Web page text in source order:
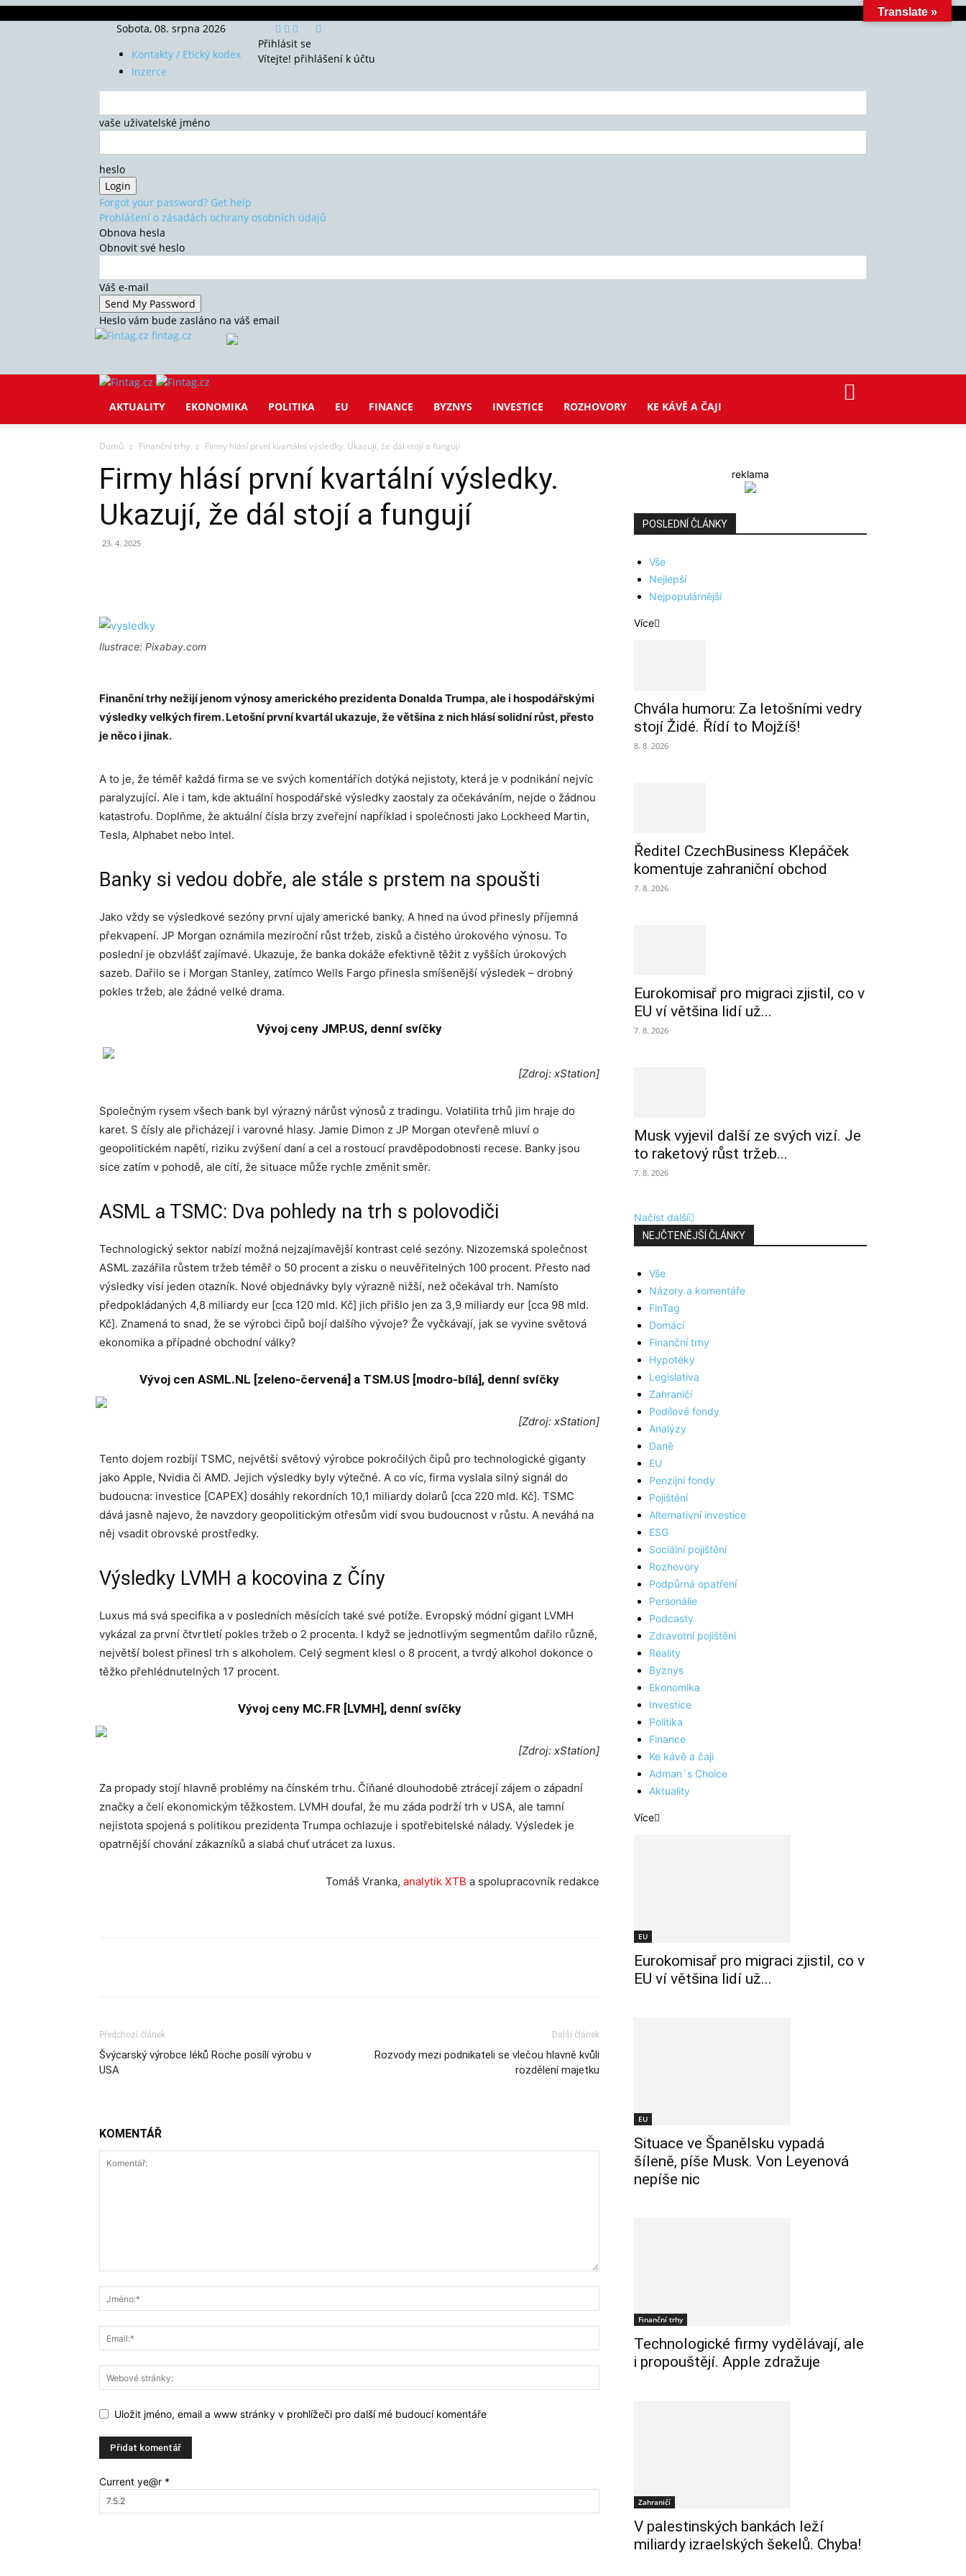
Sobota, 08. srpna 2026
Kontakty / Etický kodex
Inzerce
Přihlásit se
Vítejte! přihlášení k účtu
vaše uživatelské jméno
heslo
Forgot your password? Get help
Prohlášení o zásadách ochrany osobních údajů
Obnova hesla
Obnovit své heslo
Váš e-mail
Heslo vám bude zasláno na váš email
fintag.cz
AKTUALITY EKONOMIKA POLITIKA EU FINANCE BYZNYS INVESTICE ROZHOVORY KE KÁVĚ A ČAJI
Domů Finanční trhy Firmy hlásí první kvartální výsledky. Ukazují, že dál stojí a fungují
Firmy hlásí první kvartální výsledky.
Ukazují, že dál stojí a fungují
23. 4. 2025
Ilustrace: Pixabay.com
Finanční trhy nežijí jenom výnosy amerického prezidenta Donalda Trumpa, ale i hospodářskými
výsledky velkých firem. Letošní první kvartál ukazuje, že většina z nich hlásí solidní růst, přesto
je něco i jinak.
A to je, že téměř každá firma se ve svých komentářích dotýká nejistoty, která je v podnikání nejvíc
paralyzující. Ale i tam, kde aktuální hospodářské výsledky zaostaly za očekáváním, nejde o žádnou
katastrofu. Doplňme, že aktuální čísla brzy zveřejní například i společnosti jako Lockheed Martin,
Tesla, Alphabet nebo Intel.
Banky si vedou dobře, ale stále s prstem na spoušti
Jako vždy se výsledkové sezóny první ujaly americké banky. A hned na úvod přinesly příjemná
překvapení. JP Morgan oznámila meziroční růst tržeb, zisků a čistého úrokového výnosu. To
poslední je obzvlášť zajímavé. Ukazuje, že banka dokáže efektivně těžit z vyšších úrokových
sazeb. Dařilo se i Morgan Stanley, zatímco Wells Fargo přinesla smíšenější výsledek – drobný
pokles tržeb, ale žádné velké drama.
Vývoj ceny JMP.US, denní svíčky
[Zdroj: xStation]
Společným rysem všech bank byl výrazný nárůst výnosů z tradingu. Volatilita trhů jim hraje do
karet. S čísly ale přicházejí i varovné hlasy. Jamie Dimon z JP Morgan otevřeně mluví o
geopolitickém napětí, riziku zvýšení daní a cel a rostoucí pravděpodobnosti recese. Banky jsou
sice zatím v pohodě, ale cítí, že situace může rychle změnit směr.
ASML a TSMC: Dva pohledy na trh s polovodiči
Technologický sektor nabízí možná nejzajímavější kontrast celé sezóny. Nizozemská společnost
ASML zazářila růstem tržeb téměř o 50 procent a zisku o neuvěřitelných 100 procent. Přesto nad
výsledky visí jeden otazník. Nové objednávky byly výrazně nižší, než očekával trh. Namísto
předpokládaných 4,8 miliardy eur [cca 120 mld. Kč] jich přišlo jen za 3,9 miliardy eur [cca 98 mld.
Kč]. Znamená to snad, že se výrobci čipů bojí dalšího vývoje? Že vyčkávají, jak se vyvine světová
ekonomika a případné obchodní války?
Vývoj cen ASML.NL [zeleno-červená] a TSM.US [modro-bílá], denní svíčky
[Zdroj: xStation]
Tento dojem rozbíjí TSMC, největší světový výrobce pokročilých čipů pro technologické giganty
jako Apple, Nvidia či AMD. Jejich výsledky byly výtečné. A co víc, firma vyslala silný signál do
budoucna: investice [CAPEX] dosáhly rekordních 10,1 miliardy dolarů [cca 220 mld. Kč]. TSMC
dává jasně najevo, že navzdory geopolitickým otřesům vidí svou budoucnost v růstu. A neváhá na
něj vsadit obrovské prostředky.
Výsledky LVMH a kocovina z Číny
Luxus má svá specifika a v posledních měsících také své potíže. Evropský módní gigant LVMH
vykázal za první čtvrtletí pokles tržeb o 2 procenta. I když se jednotlivým segmentům dařilo různě,
největší bolest přinesl trh s alkoholem. Celý segment klesl o 8 procent, a tvrdý alkohol dokonce o
těžko přehlédnutelných 17 procent.
Vývoj ceny MC.FR [LVMH], denní svíčky
[Zdroj: xStation]
Za propady stojí hlavně problémy na čínském trhu. Číňané dlouhodobě ztrácejí zájem o západní
značky a čelí ekonomickým těžkostem. LVMH doufal, že mu záda podrží trh v USA, ale tamní
nejistota spojená s politikou prezidenta Trumpa ochlazuje i spotřebitelské nálady. Výsledek je
opatrnější chování zákazníků a slabá chuť utrácet za luxus.
Tomáš Vranka, analytik XTB a spolupracovník redakce
Předchozí článek
Švýcarský výrobce léků Roche posílí výrobu v
USA
Další článek
Rozvody mezi podnikateli se vlečou hlavně kvůli
rozdělení majetku
KOMENTÁŘ
Uložit jméno, email a www stránky v prohlížeči pro další mé budoucí komentáře
Current ye@r *
reklama
POSLEDNÍ ČLÁNKY
Vše
Nejlepší
Nejpopulárnější
Více
Chvála humoru: Za letošními vedry
stojí Židé. Řídí to Mojžíš!
8. 8. 2026
Ředitel CzechBusiness Klepáček
komentuje zahraniční obchod
7. 8. 2026
Eurokomisař pro migraci zjistil, co v
EU ví většina lidí už...
7. 8. 2026
Musk vyjevil další ze svých vizí. Je
to raketový růst tržeb...
7. 8. 2026
Načíst další
NEJČTENĚJŠÍ ČLÁNKY
Vše
Názory a komentáře
FinTag
Domácí
Finanční trhy
Hypotéky
Legislativa
Zahraničí
Podílové fondy
Analýzy
Daně
EU
Penzijní fondy
Pojištění
Alternativní investice
ESG
Sociální pojištění
Rozhovory
Podpůrná opatření
Personálie
Podcasty
Zdravotní pojištění
Reality
Byznys
Ekonomika
Investice
Politika
Finance
Ke kávě a čaji
Adman´s Choice
Aktuality
Více
EU
Eurokomisař pro migraci zjistil, co v
EU ví většina lidí už...
EU
Situace ve Španělsku vypadá
šíleně, píše Musk. Von Leyenová
nepíše nic
Finanční trhy
Technologické firmy vydělávají, ale
i propouštějí. Apple zdražuje
Zahraničí
V palestinských bankách leží
miliardy izraelských šekelů. Chyba!
Translate »